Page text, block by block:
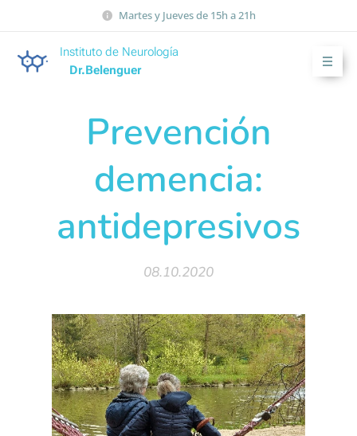
Martes y Jueves de 15h a 21h
Instituto de Neurología
Dr.Belenguer
Prevención
demencia:
antidepresivos
08.10.2020